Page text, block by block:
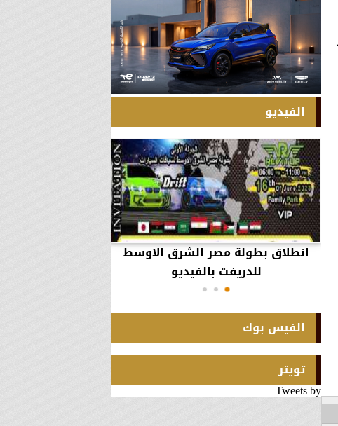
الفيديو
انطلاق بطولة مصر الشرق الاوسط
للدريفت بالفيديو
الفيس بوك
تويتر
Tweets by